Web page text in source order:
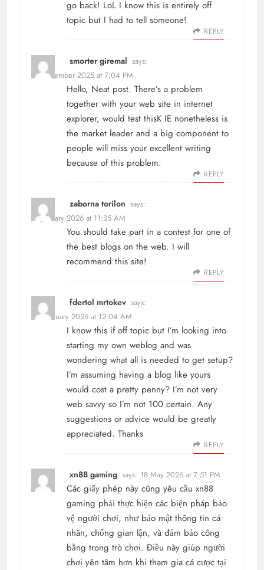
go back! LoL I know this is entirely off
topic but I had to tell someone!
REPLY
smorter giremal says:
31 December 2025 at 7:04 PM
Hello, Neat post. There’s a problem
together with your web site in internet
explorer, would test thisK IE nonetheless is
the market leader and a big component to
people will miss your excellent writing
because of this problem.
REPLY
zaborna torilon says:
21 January 2026 at 11:35 AM
You should take part in a contest for one of
the best blogs on the web. I will
recommend this site!
REPLY
fdertol mrtokev says:
11 February 2026 at 12:04 AM
I know this if off topic but I’m looking into
starting my own weblog and was
wondering what all is needed to get setup?
I’m assuming having a blog like yours
would cost a pretty penny? I’m not very
web savvy so I’m not 100 certain. Any
suggestions or advice would be greatly
appreciated. Thanks
REPLY
xn88 gaming says: 18 May 2026 at 7:51 PM
Các giấy phép này cũng yêu cầu xn88
gaming phải thực hiện các biện pháp bảo
vệ người chơi, như bảo mật thông tin cá
nhân, chống gian lận, và đảm bảo công
bằng trong trò chơi. Điều này giúp người
chơi yên tâm hơn khi tham gia cá cược tại